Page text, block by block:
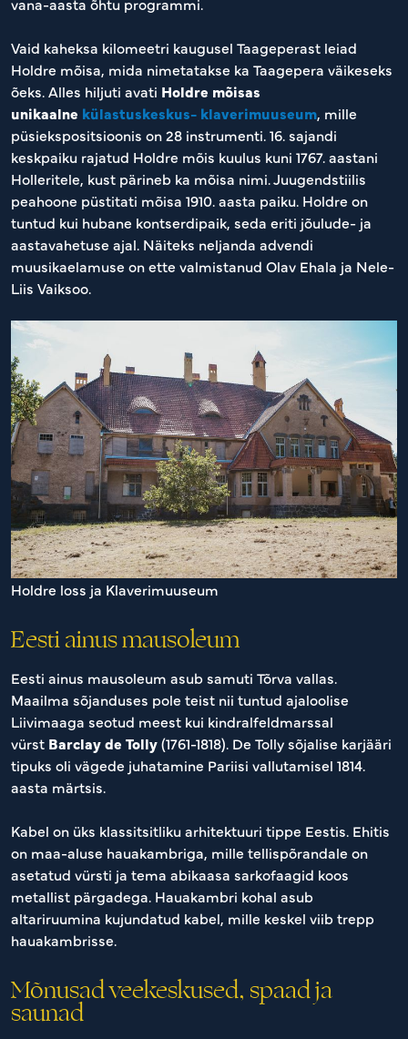
Vaid kaheksa kilomeetri kaugusel Taageperast leiad
Holdre mõisa, mida nimetatakse ka Taagepera väikeseks
õeks. Alles hiljuti avati Holdre mõisas
unikaalne külastuskeskus- klaverimuuseum, mille
püsiekspositsioonis on 28 instrumenti. 16. sajandi
keskpaiku rajatud Holdre mõis kuulus kuni 1767. aastani
Holleritele, kust pärineb ka mõisa nimi. Juugendstiilis
peahoone püstitati mõisa 1910. aasta paiku. Holdre on
tuntud kui hubane kontserdipaik, seda eriti jõulude- ja
aastavahetuse ajal. Näiteks neljanda advendi
muusikaelamuse on ette valmistanud Olav Ehala ja Nele-
Liis Vaiksoo.
Holdre loss ja Klaverimuuseum
Eesti ainus mausoleum
Eesti ainus mausoleum asub samuti Tõrva vallas.
Maailma sõjanduses pole teist nii tuntud ajaloolise
Liivimaaga seotud meest kui kindralfeldmarssal
vürst Barclay de Tolly(1761-1818). De Tolly sõjalise karjääri
tipuks oli vägede juhatamine Pariisi vallutamisel 1814.
aasta märtsis.
Kabel on üks klassitsitliku arhitektuuri tippe Eestis. Ehitis
on maa-aluse hauakambriga, mille tellispõrandale on
asetatud vürsti ja tema abikaasa sarkofaagid koos
metallist pärgadega. Hauakambri kohal asub
altariruumina kujundatud kabel, mille keskel viib trepp
hauakambrisse.
Mõnusad veekeskused, spaad ja
saunad